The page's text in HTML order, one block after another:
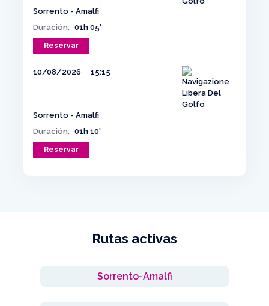
Sorrento - Amalfi
Duración: 01h 05'
Reservar
10/08/2026 15:15
Sorrento - Amalfi
Duración: 01h 10'
Reservar
Rutas activas
Sorrento-Amalfi